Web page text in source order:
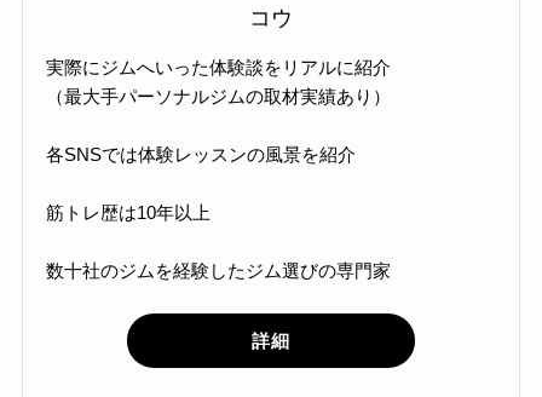
コウ
実際にジムへいった体験談をリアルに紹介
（最大手パーソナルジムの取材実績あり）
各SNSでは体験レッスンの風景を紹介
筋トレ歴は10年以上
数十社のジムを経験したジム選びの専門家
詳細